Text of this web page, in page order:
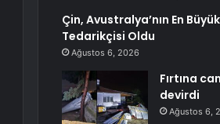
Çin, Avustralya’nın En
Tedarikçisi Oldu
Ağustos 6, 2026
Fırtına
devirdi
Ağustos 6,